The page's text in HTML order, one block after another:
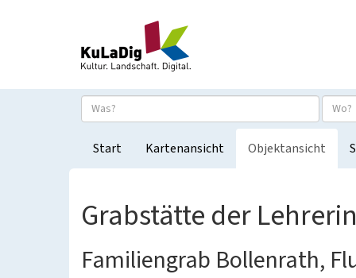
Start Kartenansicht Objektansicht
Grabstätte der
Familiengrab Bollenrath,